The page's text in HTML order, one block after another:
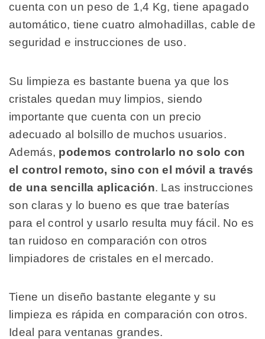
cuenta con un peso de 1,4 Kg, tiene apagado
automático, tiene cuatro almohadillas, cable de
seguridad e instrucciones de uso.
Su limpieza es bastante buena ya que los
cristales quedan muy limpios, siendo
importante que cuenta con un precio
adecuado al bolsillo de muchos usuarios.
Además, podemos controlarlo no solo con
el control remoto, sino con el móvil a través
de una sencilla aplicación. Las instrucciones
son claras y lo bueno es que trae baterías
para el control y usarlo resulta muy fácil. No es
tan ruidoso en comparación con otros
limpiadores de cristales en el mercado.
Tiene un diseño bastante elegante y su
limpieza es rápida en comparación con otros.
Ideal para ventanas grandes.